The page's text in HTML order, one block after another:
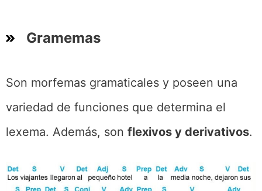
Gramemas
Son morfemas gramaticales y poseen una
variedad de funciones que determina el
lexema. Además, son flexivos y derivativos.